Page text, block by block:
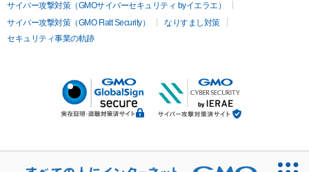
サイバー攻撃対策（GMOサイバーセキュリティ byイエラエ）
サイバー攻撃対策（GMO Flatt Security）
なりすまし対策
セキュリティ事業の軌跡